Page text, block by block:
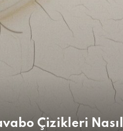
Çizikleri Nasıl